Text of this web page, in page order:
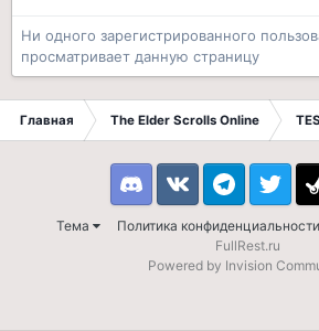
Ни одного зарегистрированного
просматривает данную страницу
Главная The Elder Scrolls Online
Тема Политика конфиденциальности
DiscordVK TelegramTwitter
FullRest.ru
Powered by Invision